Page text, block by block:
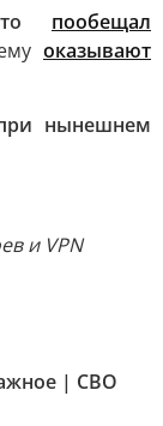
пообещал
оказывают
нынешнем
и VPN
| СВО